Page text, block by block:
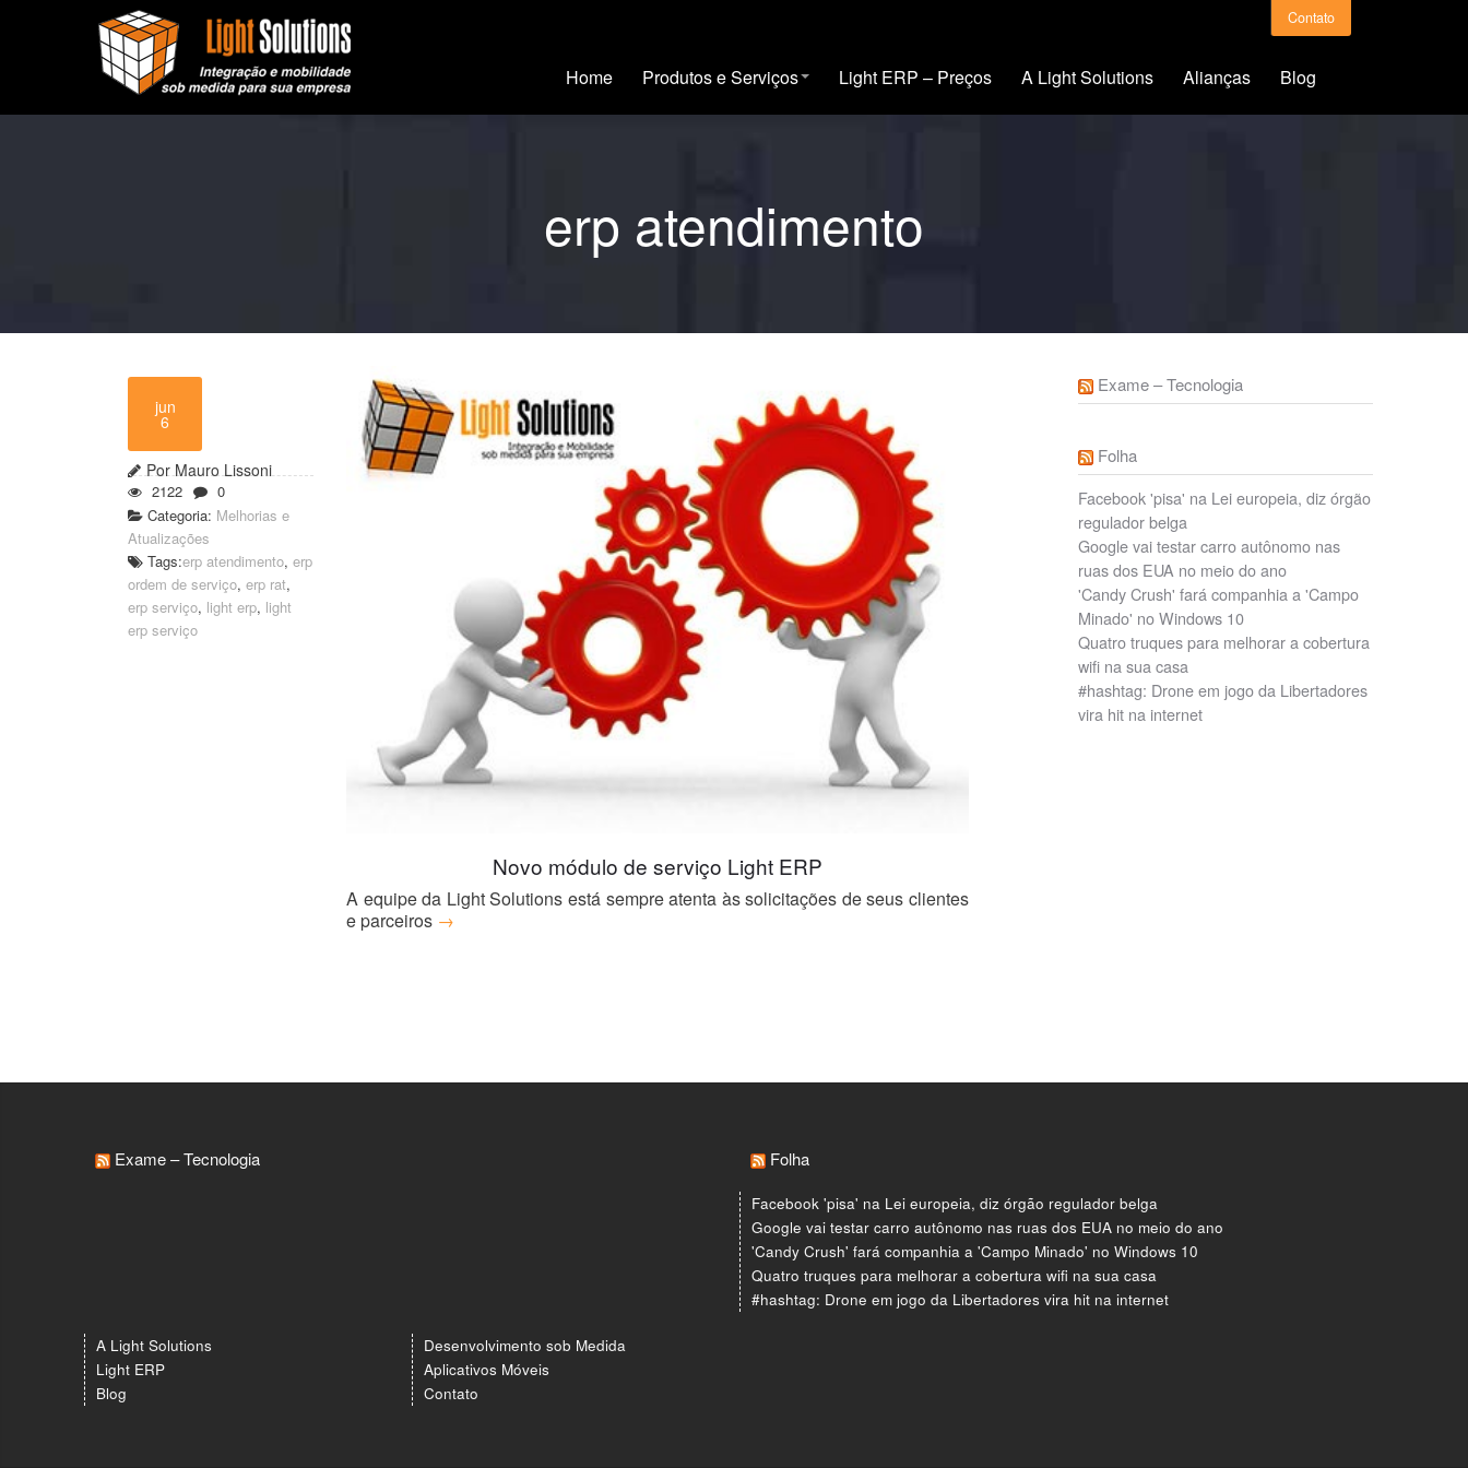
Contato
Home Produtos e Serviços Light ERP – Preços A Light Solutions Alianças Blog
erp atendimento
jun
6
Por Mauro Lissoni
2122
0
Categoria: Melhorias e
Atualizações
Tags:erp atendimento, erp
ordem de serviço, erp rat,
erp serviço, light erp, light
erp serviço
Novo módulo de serviço Light ERP
A equipe da Light Solutions está sempre atenta às solicitações de seus clientes
e parceiros →
Exame – Tecnologia
Folha
Facebook 'pisa' na Lei europeia, diz órgão
regulador belga
Google vai testar carro autônomo nas
ruas dos EUA no meio do ano
'Candy Crush' fará companhia a 'Campo
Minado' no Windows 10
Quatro truques para melhorar a cobertura
wifi na sua casa
#hashtag: Drone em jogo da Libertadores
vira hit na internet
Exame – Tecnologia Folha
Facebook 'pisa' na Lei europeia, diz órgão regulador belga
Google vai testar carro autônomo nas ruas dos EUA no meio do ano
'Candy Crush' fará companhia a 'Campo Minado' no Windows 10
Quatro truques para melhorar a cobertura wifi na sua casa
#hashtag: Drone em jogo da Libertadores vira hit na internet
A Light Solutions
Light ERP
Blog
Desenvolvimento sob Medida
Aplicativos Móveis
Contato